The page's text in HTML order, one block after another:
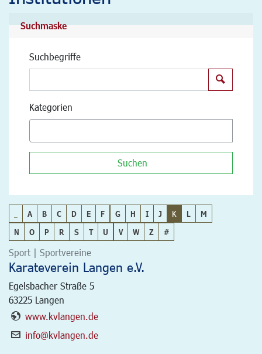
Suchmaske
Suchbegriffe
Kategorien
Suchen
A B C D E F G H I J K L
M
N
O P R S T U V W Z #
Sport | Sportvereine
Karateverein Langen e.V.
Egelsbacher Straße 5
63225 Langen
www.kvlangen.de
info@kvlangen.de